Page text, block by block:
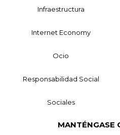
Infraestructura
Internet Economy
Ocio
Responsabilidad Social
Sociales
MANTÉNGASE